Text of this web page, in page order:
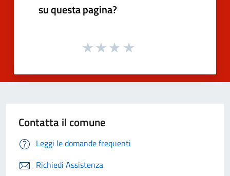
su questa pagina?
Contatta il comune
Leggi le domande frequenti
Richiedi Assistenza